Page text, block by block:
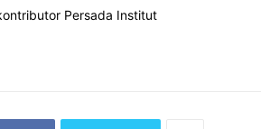
Persada Institut